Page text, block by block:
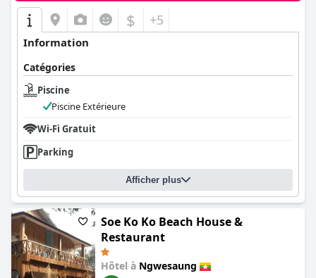
$ +5
Information
Catégories
Piscine
Piscine Extérieure
Wi-Fi Gratuit
Parking
Afficher plus
Soe Ko Ko Beach House &
Restaurant
Hôtel à Ngwesaung